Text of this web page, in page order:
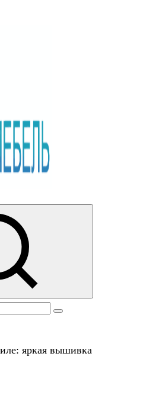
яркая вышивка